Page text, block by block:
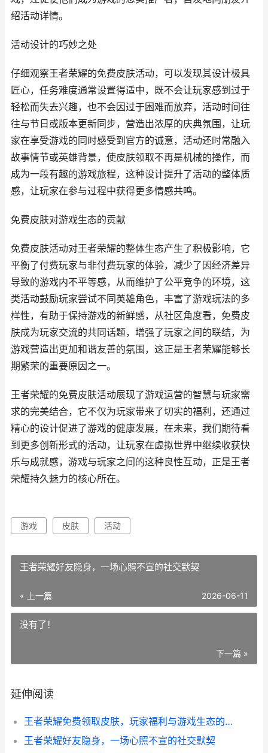
绍活动详情。
活动设计的巧妙之处
仔细观察王者荣耀的免费皮肤活动，可以发现其设计极具
匠心，任务难度通常设置得适中，既不会让玩家感到过于
轻松而失去兴趣，也不会因过于困难而放弃，活动时间往
往与节日或版本更新同步，营造出浓厚的庆典氛围，让玩
家在享受游戏的同时感受到官方的诚意，活动还时常融入
故事情节或英雄背景，使皮肤领取不再是机械的操作，而
成为一段有趣的游戏旅程，这种设计提升了活动的整体质
感，让玩家在参与过程中获得更多情感共鸣。
免费皮肤对游戏生态的贡献
免费皮肤活动对王者荣耀的整体生态产生了积极影响，它
平衡了付费玩家与非付费玩家的体验，减少了因经济差异
导致的游戏内不平等感，从而维护了公平竞争的环境，这
类活动鼓励玩家尝试不同英雄角色，丰富了游戏玩法的多
样性，有助于保持游戏的新鲜感，从社区角度看，免费皮
肤成为玩家交流的共同话题，增强了玩家之间的联结，为
游戏营造出更加和谐友善的氛围，这正是王者荣耀能够长
期繁荣的重要原因之一。
王者荣耀的免费皮肤活动展现了游戏运营的智慧与玩家需
求的完美结合，它不仅为玩家带来了切实的福利，还通过
精心的设计促进了游戏的健康发展，在未来，我们期待看
到更多创新形式的活动，让玩家在虚拟世界中继续收获快
乐与成就感，游戏与玩家之间的这种良性互动，正是王者
荣耀持久魅力的核心所在。
游戏 皮肤 活动
王者荣耀好友隐身，一场心照不宣的社交默契
« 上一篇 2026-06-11
没有了！
下一篇 »
延伸阅读
王者荣耀免费领取皮肤，玩家福利与游戏生态的双赢之道
王者荣耀好友隐身，一场心照不宣的社交默契